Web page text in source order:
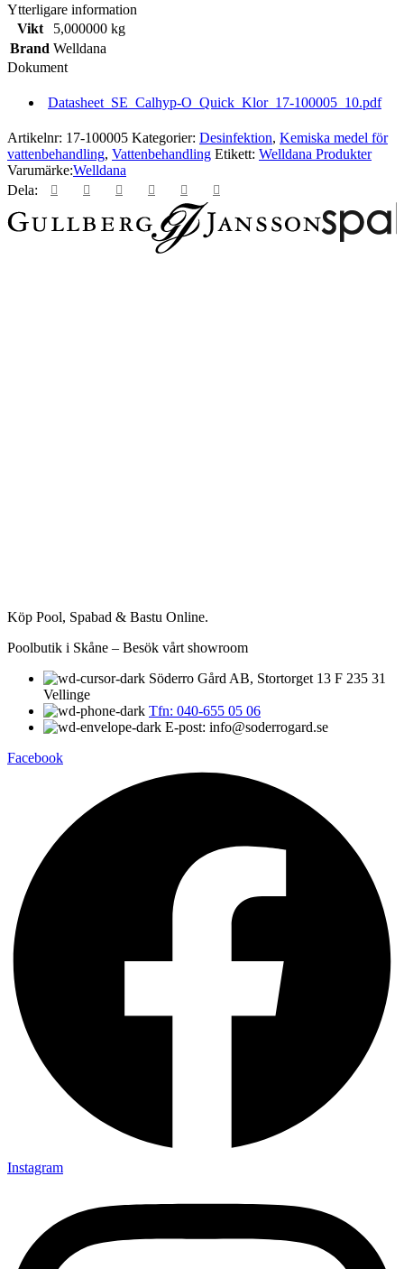
och
rensning
u/stabilisator
mängd
Ytterligare information
Vikt
5,000000 kg
Brand Welldana
Dokument
Datasheet_SE_Calhyp-O_Quick_Klor_17-100005_10.pdf
Artikelnr: 17-100005 Kategorier: Desinfektion, Kemiska medel för
vattenbehandling, Vattenbehandling Etikett: Welldana Produkter
Varumärke:Welldana
Dela:
Köp Pool, Spabad & Bastu Online.
Poolbutik i Skåne – Besök vårt showroom
Söderro Gård AB, Stortorget 13 F 235 31
Vellinge
Tfn: 040-655 05 06
E-post: info@soderrogard.se
Facebook
Instagram